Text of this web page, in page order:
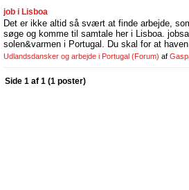
job i Lisboa
Det er ikke altid så svært at finde arbejde,
søge og komme til samtale her i Lisboa.
solen&varmen i Portugal. Du skal for at
Udlandsdansker og arbejde i Portugal (Forum) af
Side 1 af 1 (1 poster)